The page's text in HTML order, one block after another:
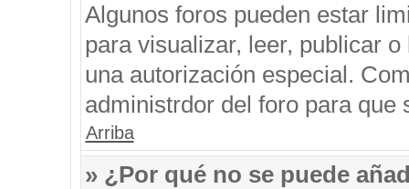
Algunos foros pueden estar
para visualizar, leer, publicar
una autorización especial.
administrdor del foro para que
Arriba
» ¿Por qué no se puede